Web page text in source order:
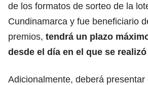
de los formatos de sorteo de la
Cundinamarca y fue beneficiario
premios, tendrá un plazo
desde el día en el que se
Adicionalmente, deberá presentar